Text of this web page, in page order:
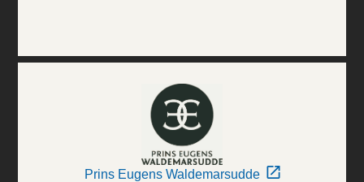
Prins Eugens Waldemarsudde